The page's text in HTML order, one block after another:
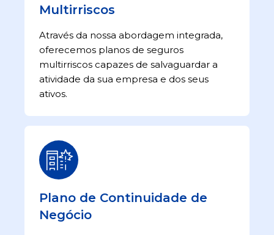
Multirriscos
Através da nossa abordagem integrada,
oferecemos planos de seguros
multirriscos capazes de salvaguardar a
atividade da sua empresa e dos seus
ativos.
Plano de Continuidade de
Negócio